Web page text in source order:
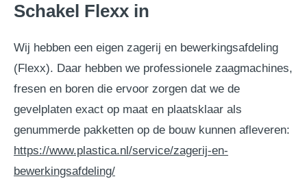
Schakel Flexx in
Wij hebben een eigen zagerij en bewerkingsafdeling
(Flexx). Daar hebben we professionele zaagmachines,
fresen en boren die ervoor zorgen dat we de
gevelplaten exact op maat en plaatsklaar als
genummerde pakketten op de bouw kunnen afleveren:
https://www.plastica.nl/service/zagerij-en-
bewerkingsafdeling/